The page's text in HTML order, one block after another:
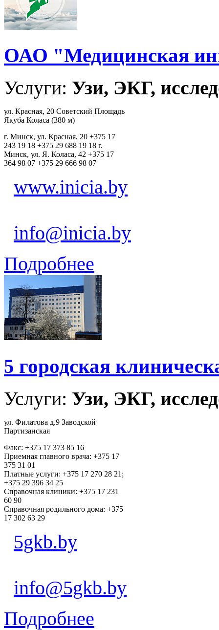
ОАО "Медицинская
Услуги: Узи, ЭКГ,
ул. Красная, 20 Советский Площадь
Якуба Коласа (380 м)
г. Минск, ул. Красная, 20 +375 17
243 19 18 +375 29 688 19 18 г.
Минск, ул. Я. Коласа, 42 +375 17
364 98 07 +375 29 666 98 07
www.inicia.by
info@inicia.by
Подробнее
5 городская
Услуги: Узи, ЭКГ,
ул. Филатова д.9 Заводской
Партизанская
Факс: +375 17 373 85 16
Приемная главного врача: +375 17
375 31 01
Платные услуги: +375 17 270 28 21;
+375 29 396 34 25
Справочная клиники: +375 17 231
60 90
Справочная родильного дома: +375
17 302 63 29
5gkb.by
info@5gkb.by
Подробнее